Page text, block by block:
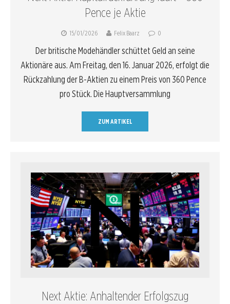
Pence je Aktie
15/01/2026 Felix Baarz 0
Der britische Modehändler schüttet Geld an seine
Aktionäre aus. Am Freitag, den 16. Januar 2026, erfolgt die
Rückzahlung der B-Aktien zu einem Preis von 360 Pence
pro Stück. Die Hauptversammlung
ZUM ARTIKEL
Next Aktie: Anhaltender Erfolgszug